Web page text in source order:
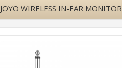
JOYO WIRELESS IN-EAR